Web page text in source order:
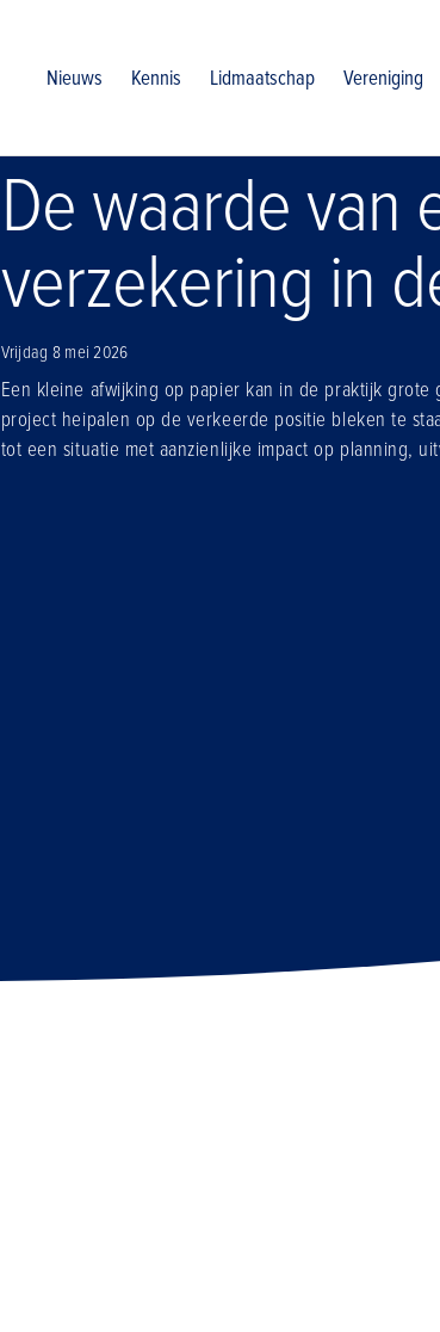
Nieuws Kennis Lidmaatschap Vereniging
De waarde van
verzekering in
Vrijdag 8 mei 2026
Een kleine afwijking op papier kan in de praktijk
project heipalen op de verkeerde positie bleken te
tot een situatie met aanzienlijke impact op planning,